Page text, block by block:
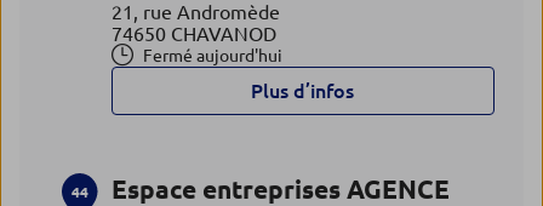
21, rue Andromède
74650 CHAVANOD
Fermé aujourd'hui
Plus d’infos
44
Espace entreprises AGENCE